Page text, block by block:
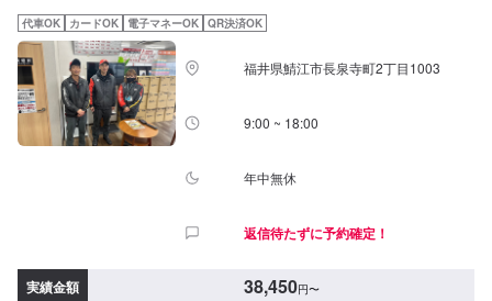
代車OK カードOK 電子マネーOK QR決済OK
福井県鯖江市長泉寺町2丁目1003
9:00 ~ 18:00
年中無休
返信待たずに予約確定！
実績金額 38,450円〜